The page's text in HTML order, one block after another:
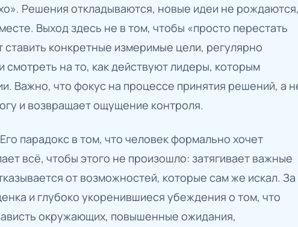
Решения откладываются, новые идеи не рождаются,
Выход здесь не в том, чтобы «просто перестать
конкретные измеримые цели, регулярно
смотреть на то, как действуют лидеры, которым
Важно, что фокус на процессе принятия решений, а
и возвращает ощущение контроля.
Его парадокс в том, что человек формально хочет
всё, чтобы этого не произошло: затягивает важные
от возможностей, которые сам же искал. За
и глубоко укоренившиеся убеждения о том, что
окружающих, повышенные ожидания,